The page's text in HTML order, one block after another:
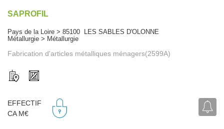
SAPROFIL
Pays de la Loire > 85100 LES SABLES D'OLONNE
Métallurgie > Métallurgie
Fabrication d'articles métalliques ménagers(2599A)
EFFECTIF
CA M€